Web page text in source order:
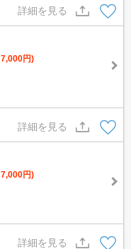
詳細を見る
円)
詳細を見る
円)
詳細を見る